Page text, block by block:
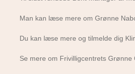
Man kan læse mere om Grønne
Du kan læse mere og tilmelde dig
Se mere om Frivilligcentrets